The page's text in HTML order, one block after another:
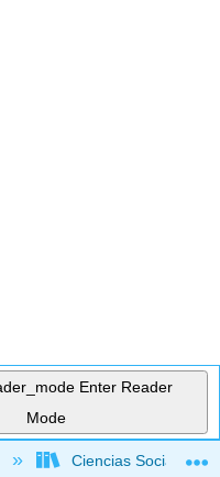
Enter Reader
Mode
global
Ciencias Sociales